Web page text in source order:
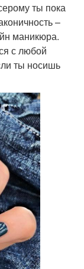
ты пока
–
маникюра.
с любой
ты носишь